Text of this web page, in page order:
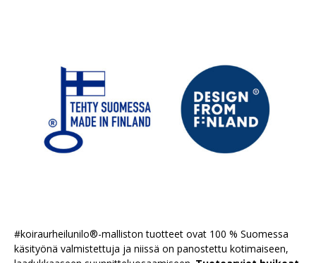
#koiraurheilunilo®-malliston tuotteet ovat 100 % Suomessa
käsityönä valmistettuja ja niissä on panostettu kotimaiseen,